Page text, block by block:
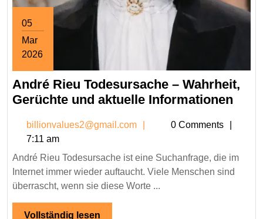
05
Mar
2026
5,
2026
André Rieu Todesursache – Wahrheit,
Gerüchte und aktuelle Informationen
billionvalues2@gmail.com
0 Comments
7:11 am
André Rieu Todesursache ist eine Suchanfrage, die im
Internet immer wieder auftaucht. Viele Menschen sind
überrascht, wenn sie diese Worte ...
Vollständig lesen